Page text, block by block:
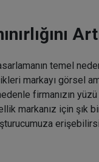
temel
markayı görsel
firmanızın
markanız için